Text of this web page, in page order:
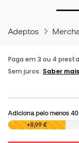
Adeptos
Adiciona pelo menos
0,00 €+8,99 €